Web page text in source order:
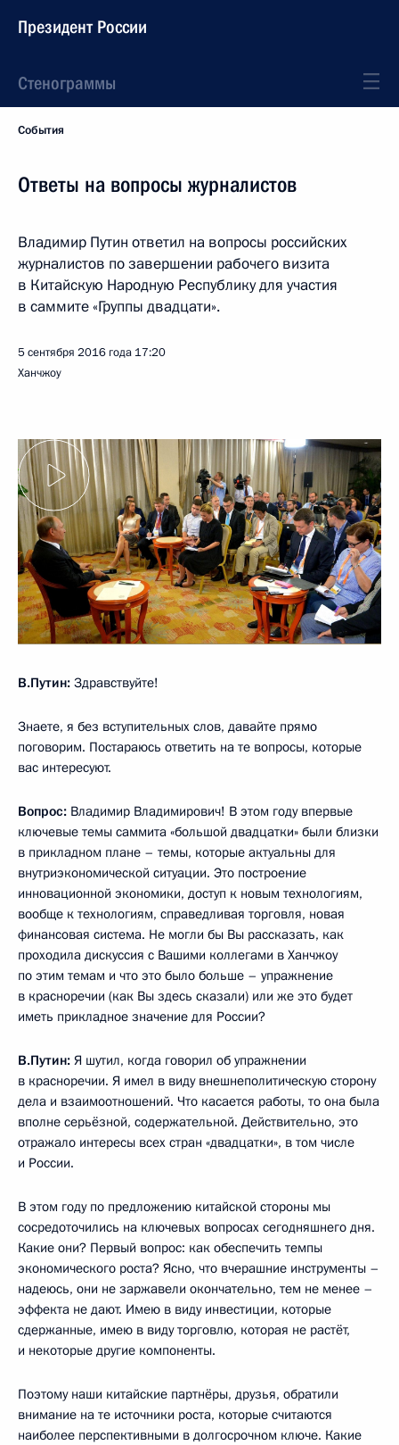
Президент России
Стенограммы
События
Ответы на вопросы журналистов
Владимир Путин ответил на вопросы российских
журналистов по завершении рабочего визита
в Китайскую Народную Республику для участия
в саммите «Группы двадцати».
5 сентября 2016 года 17:20
Ханчжоу
В.Путин: Здравствуйте!
Знаете, я без вступительных слов, давайте прямо
поговорим. Постараюсь ответить на те вопросы, которые
вас интересуют.
Вопрос: Владимир Владимирович! В этом году впервые
ключевые темы саммита «большой двадцатки» были близки
в прикладном плане – темы, которые актуальны для
внутриэкономической ситуации. Это построение
инновационной экономики, доступ к новым технологиям,
вообще к технологиям, справедливая торговля, новая
финансовая система. Не могли бы Вы рассказать, как
проходила дискуссия с Вашими коллегами в Ханчжоу
по этим темам и что это было больше – упражнение
в красноречии (как Вы здесь сказали) или же это будет
иметь прикладное значение для России?
В.Путин: Я шутил, когда говорил об упражнении
в красноречии. Я имел в виду внешнеполитическую сторону
дела и взаимоотношений. Что касается работы, то она была
вполне серьёзной, содержательной. Действительно, это
отражало интересы всех стран «двадцатки», в том числе
и России.
В этом году по предложению китайской стороны мы
сосредоточились на ключевых вопросах сегодняшнего дня.
Какие они? Первый вопрос: как обеспечить темпы
экономического роста? Ясно, что вчерашние инструменты –
надеюсь, они не заржавели окончательно, тем не менее –
эффекта не дают. Имею в виду инвестиции, которые
сдержанные, имею в виду торговлю, которая не растёт,
и некоторые другие компоненты.
Поэтому наши китайские партнёры, друзья, обратили
внимание на те источники роста, которые считаются
наиболее перспективными в долгосрочном ключе. Какие